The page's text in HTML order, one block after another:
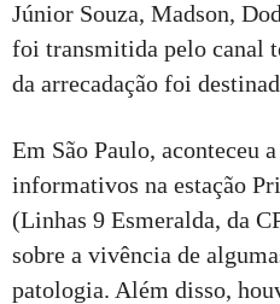
Júnior Souza, Madson,
foi transmitida pelo canal
da arrecadação foi
Em São Paulo, aconteceu
informativos na estação
(Linhas 9 Esmeralda, da
sobre a vivência de
patologia. Além disso,